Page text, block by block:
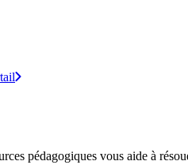
pédagogiques vous aide à